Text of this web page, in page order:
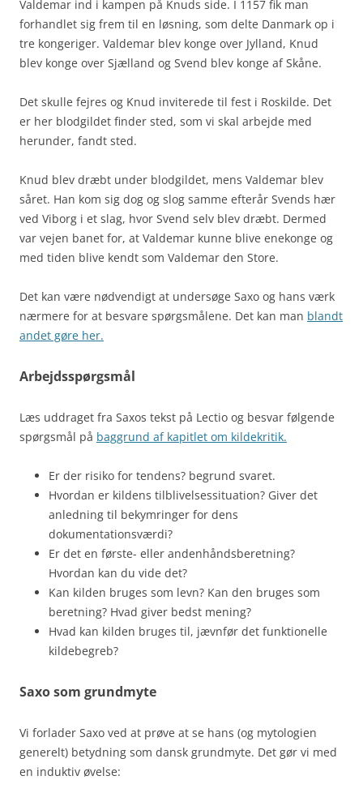
Valdemar ind i kampen på Knuds side. I 1157 fik man
forhandlet sig frem til en løsning, som delte Danmark op i
tre kongeriger. Valdemar blev konge over Jylland, Knud
blev konge over Sjælland og Svend blev konge af Skåne.
Det skulle fejres og Knud inviterede til fest i Roskilde. Det
er her blodgildet finder sted, som vi skal arbejde med
herunder, fandt sted.
Knud blev dræbt under blodgildet, mens Valdemar blev
såret. Han kom sig dog og slog samme efterår Svends hær
ved Viborg i et slag, hvor Svend selv blev dræbt. Dermed
var vejen banet for, at Valdemar kunne blive enekonge og
med tiden blive kendt som Valdemar den Store.
Det kan være nødvendigt at undersøge Saxo og hans værk
nærmere for at besvare spørgsmålene. Det kan man blandt
andet gøre her.
Arbejdsspørgsmål
Læs uddraget fra Saxos tekst på Lectio og besvar følgende
spørgsmål på baggrund af kapitlet om kildekritik.
Er der risiko for tendens? begrund svaret.
Hvordan er kildens tilblivelsessituation? Giver det
anledning til bekymringer for dens
dokumentationsværdi?
Er det en første- eller andenhåndsberetning?
Hvordan kan du vide det?
Kan kilden bruges som levn? Kan den bruges som
beretning? Hvad giver bedst mening?
Hvad kan kilden bruges til, jævnfør det funktionelle
kildebegreb?
Saxo som grundmyte
Vi forlader Saxo ved at prøve at se hans (og mytologien
generelt) betydning som dansk grundmyte. Det gør vi med
en induktiv øvelse: